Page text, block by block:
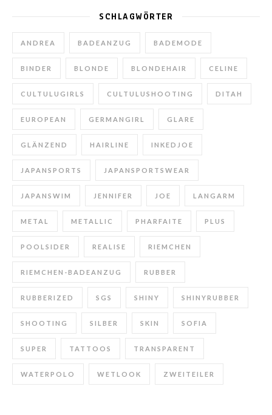
SCHLAGWÖRTER
ANDREA BADEANZUG BADEMODE
BINDER BLONDE BLONDEHAIR CELINE
CULTULUGIRLS CULTULUSHOOTING DITAH
EUROPEAN GERMANGIRL GLARE
GLÄNZEND HAIRLINE INKEDJOE
JAPANSPORTS JAPANSPORTSWEAR
JAPANSWIM JENNIFER JOE LANGARM
METAL METALLIC PHARFAITE PLUS
POOLSIDER REALISE RIEMCHEN
RIEMCHEN-BADEANZUG RUBBER
RUBBERIZED SGS SHINY SHINYRUBBER
SHOOTING SILBER SKIN SOFIA
SUPER TATTOOS TRANSPARENT
WATERPOLO WETLOOK ZWEITEILER